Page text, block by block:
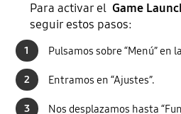
Para activar elGame
seguir estos pasos:
1 Pulsamos sobre “Menú” en
2 Entramos en “Ajustes”.
3
Nos desplazamos hasta